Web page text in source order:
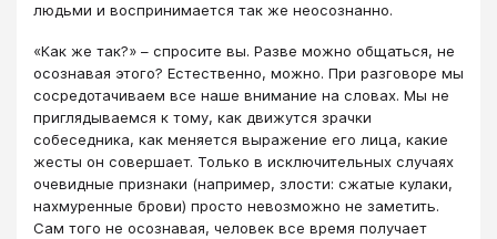
людьми и воспринимается так же неосознанно.
«Как же так?» – спросите вы. Разве можно общаться, не
осознавая этого? Естественно, можно. При разговоре мы
сосредотачиваем все наше внимание на словах. Мы не
приглядываемся к тому, как движутся зрачки
собеседника, как меняется выражение его лица, какие
жесты он совершает. Только в исключительных случаях
очевидные признаки (например, злости: сжатые кулаки,
нахмуренные брови) просто невозможно не заметить.
Сам того не осознавая, человек все время получает